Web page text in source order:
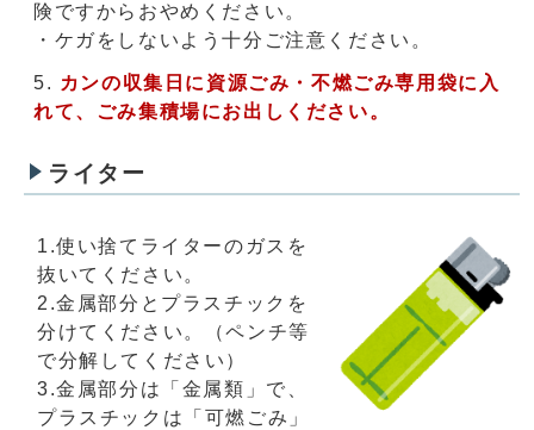
険ですからおやめください。
・ケガをしないよう十分ご注意ください。
カンの収集日に資源ごみ・不燃ごみ専用袋に入
れて、ごみ集積場にお出しください。
ライター
1.使い捨てライターのガスを
抜いてください。
2.金属部分とプラスチックを
分けてください。（ペンチ等
で分解してください）
3.金属部分は「金属類」で、
プラスチックは「可燃ごみ」